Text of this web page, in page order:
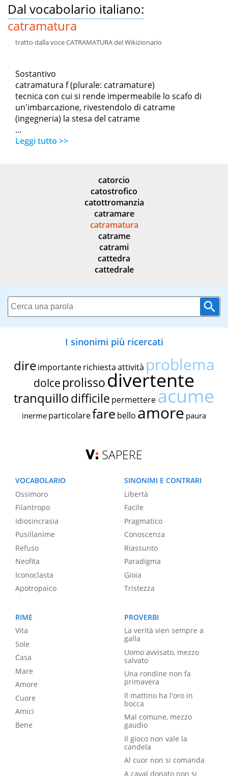
Dal vocabolario italiano:
catramatura
tratto dalla voce CATRAMATURA del Wikizionario
Sostantivo
catramatura f (plurale: catramature)
tecnica con cui si rende impermeabile lo scafo di
un'imbarcazione, rivestendolo di catrame
(ingegneria) la stesa del catrame
...
Leggi tutto >>
catorcio
catostrofico
catottromanzia
catramare
catramatura
catrame
catrami
cattedra
cattedrale
I sinonimi più ricercati
dire importante richiestaattività problema
dolce prolissodivertente
tranquillodifficile permettereacume
inerme particolarefare bello amore paura
SAPERE
VOCABOLARIO
Ossimoro
Filantropo
Idiosincrasia
Pusillanime
Refuso
Neofita
Iconoclasta
Apotropaico
SINONIMI E CONTRARI
Libertà
Facile
Pragmatico
Conoscenza
Riassunto
Paradigma
Gioia
Tristezza
RIME
Vita
Sole
Casa
Mare
Amore
Cuore
Amici
Bene
PROVERBI
La verità vien sempre a
galla
Uomo avvisato, mezzo
salvato
Una rondine non fa
primavera
Il mattino ha l'oro in
bocca
Mal comune, mezzo
gaudio
Il gioco non vale la
candela
Al cuor non si comanda
A caval donato non si